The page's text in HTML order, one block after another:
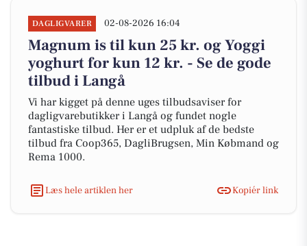
DAGLIGVARER 02-08-2026 16:04
Magnum is til kun 25 kr. og Yoggi
yoghurt for kun 12 kr. - Se de gode
tilbud i Langå
Vi har kigget på denne uges tilbudsaviser for
dagligvarebutikker i Langå og fundet nogle
fantastiske tilbud. Her er et udpluk af de bedste
tilbud fra Coop365, DagliBrugsen, Min Købmand og
Rema 1000.
Læs hele artiklen her Kopiér link